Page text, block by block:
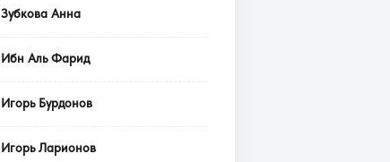
Зубкова Анна
Ибн Аль Фарид
Игорь Бурдонов
Игорь Ларионов